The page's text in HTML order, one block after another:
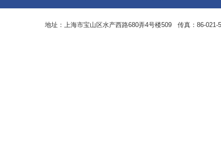
地址：上海市宝山区水产西路680弄4号楼509 传真：86-